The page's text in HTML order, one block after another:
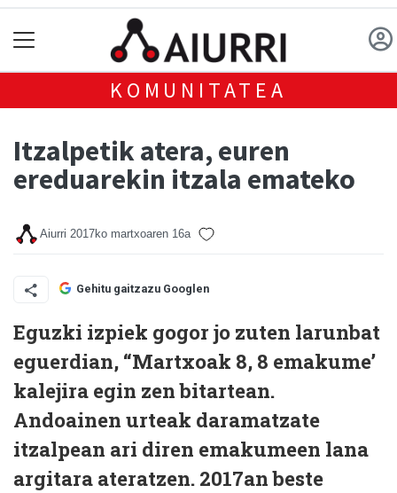
KOMUNITATEA
Itzalpetik atera, euren
ereduarekin itzala emateko
Aiurri 2017ko martxoaren 16a
Gehitu gaitzazu Googlen
Eguzki izpiek gogor jo zuten larunbat
eguerdian, “Martxoak 8, 8 emakume’
kalejira egin zen bitartean.
Andoainen urteak daramatzate
itzalpean ari diren emakumeen lana
argitara ateratzen. 2017an beste